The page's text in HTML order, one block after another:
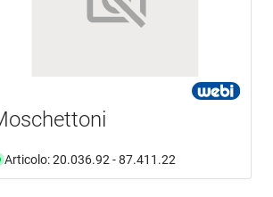
Articolo: 20.036.92 - 87.411.22